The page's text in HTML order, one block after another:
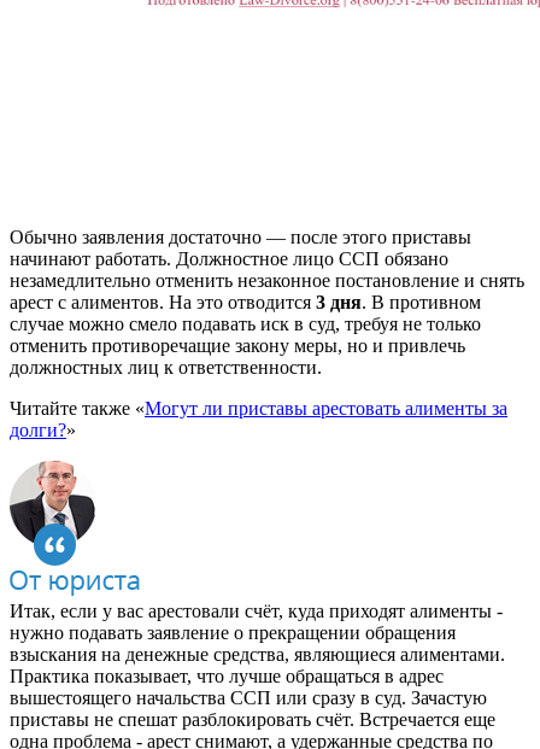
Обычно заявления достаточно — после этого приставы
начинают работать. Должностное лицо ССП обязано
незамедлительно отменить незаконное постановление и снять
арест с алиментов. На это отводится 3 дня. В противном
случае можно смело подавать иск в суд, требуя не только
отменить противоречащие закону меры, но и привлечь
должностных лиц к ответственности.
Читайте также «Могут ли приставы арестовать алименты за
долги?»
Итак, если у вас арестовали счёт, куда приходят алименты -
нужно подавать заявление о прекращении обращения
взыскания на денежные средства, являющиеся алиментами.
Практика показывает, что лучше обращаться в адрес
вышестоящего начальства ССП или сразу в суд. Зачастую
приставы не спешат разблокировать счёт. Встречается еще
одна проблема - арест снимают, а удержанные средства по